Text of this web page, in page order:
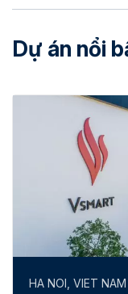
Dự án nổi
HA NOI, VIET NAM